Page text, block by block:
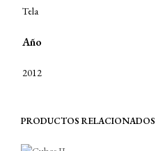
Tela
Año
2012
PRODUCTOS RELACIONADOS